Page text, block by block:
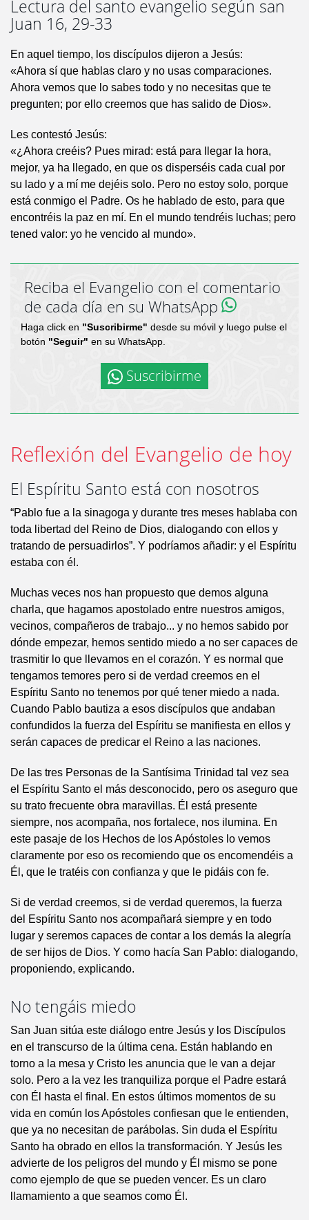
Lectura del santo evangelio según san
Juan 16, 29-33
En aquel tiempo, los discípulos dijeron a Jesús:
«Ahora sí que hablas claro y no usas comparaciones.
Ahora vemos que lo sabes todo y no necesitas que te
pregunten; por ello creemos que has salido de Dios».
Les contestó Jesús:
«¿Ahora creéis? Pues mirad: está para llegar la hora,
mejor, ya ha llegado, en que os disperséis cada cual por
su lado y a mí me dejéis solo. Pero no estoy solo, porque
está conmigo el Padre. Os he hablado de esto, para que
encontréis la paz en mí. En el mundo tendréis luchas; pero
tened valor: yo he vencido al mundo».
Reciba el Evangelio con el comentario
de cada día en su WhatsApp
Haga click en "Suscribirme" desde su móvil y luego pulse el
botón "Seguir" en su WhatsApp.
Suscribirme
Reflexión del Evangelio de hoy
El Espíritu Santo está con nosotros
“Pablo fue a la sinagoga y durante tres meses hablaba con
toda libertad del Reino de Dios, dialogando con ellos y
tratando de persuadirlos”. Y podríamos añadir: y el Espíritu
estaba con él.
Muchas veces nos han propuesto que demos alguna
charla, que hagamos apostolado entre nuestros amigos,
vecinos, compañeros de trabajo... y no hemos sabido por
dónde empezar, hemos sentido miedo a no ser capaces de
trasmitir lo que llevamos en el corazón. Y es normal que
tengamos temores pero si de verdad creemos en el
Espíritu Santo no tenemos por qué tener miedo a nada.
Cuando Pablo bautiza a esos discípulos que andaban
confundidos la fuerza del Espíritu se manifiesta en ellos y
serán capaces de predicar el Reino a las naciones.
De las tres Personas de la Santísima Trinidad tal vez sea
el Espíritu Santo el más desconocido, pero os aseguro que
su trato frecuente obra maravillas. Él está presente
siempre, nos acompaña, nos fortalece, nos ilumina. En
este pasaje de los Hechos de los Apóstoles lo vemos
claramente por eso os recomiendo que os encomendéis a
Él, que le tratéis con confianza y que le pidáis con fe.
Si de verdad creemos, si de verdad queremos, la fuerza
del Espíritu Santo nos acompañará siempre y en todo
lugar y seremos capaces de contar a los demás la alegría
de ser hijos de Dios. Y como hacía San Pablo: dialogando,
proponiendo, explicando.
No tengáis miedo
San Juan sitúa este diálogo entre Jesús y los Discípulos
en el transcurso de la última cena. Están hablando en
torno a la mesa y Cristo les anuncia que le van a dejar
solo. Pero a la vez les tranquiliza porque el Padre estará
con Él hasta el final. En estos últimos momentos de su
vida en común los Apóstoles confiesan que le entienden,
que ya no necesitan de parábolas. Sin duda el Espíritu
Santo ha obrado en ellos la transformación. Y Jesús les
advierte de los peligros del mundo y Él mismo se pone
como ejemplo de que se pueden vencer. Es un claro
llamamiento a que seamos como Él.